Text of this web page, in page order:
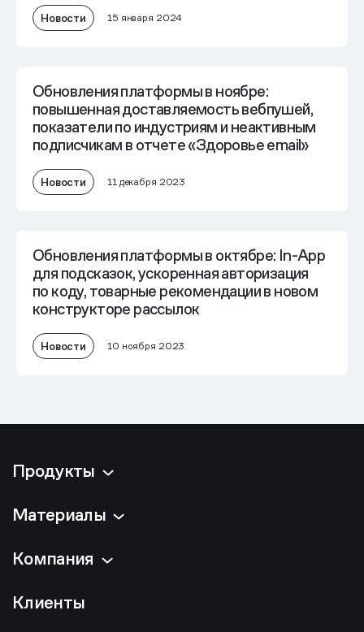
Новости 15 января 2024
Обновления платформы в ноябре:
повышенная доставляемость вебпушей,
показатели по индустриям и неактивным
подписчикам в отчете «Здоровье email»
Новости 11 декабря 2023
Обновления платформы в октябре: In-App
для подсказок, ускоренная авторизация
по коду, товарные рекомендации в новом
конструкторе рассылок
Новости 10 ноября 2023
Продукты
Материалы
Компания
Клиенты